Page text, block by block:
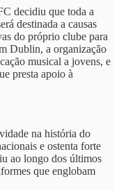
decidiu que toda a
destinada a causas
do próprio clube para
Dublin, a organização
musical a jovens, e
presta apoio à
na história do
e ostenta forte
ao longo dos últimos
que englobam